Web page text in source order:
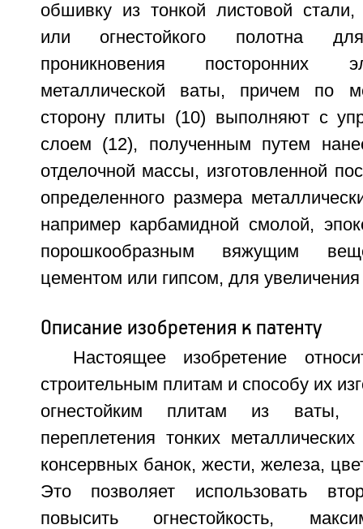
обшивку из тонкой листовой стали,
или огнестойкого полотна
проникновения посторонних
металлической ваты, причем по
сторону плиты (10) выполняют с
слоем (12), полученным путем
отделочной массы, изготовленной
определенного размера
например карбамидной смолой,
порошкообразным вяжущим
цементом или гипсом, для увеличения
Описание изобретения к патенту
Настоящее изобретение
строительным плитам и способу их
огнестойким плитам из ваты,
переплетения тонких
консервных банок, жести, железа,
Это позволяет использовать
повысить огнестойкость,